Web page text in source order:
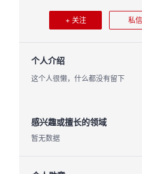
+ 关注 私信
个人介绍
这个人很懒，什么都没有留下
感兴趣或擅长的领域
暂无数据